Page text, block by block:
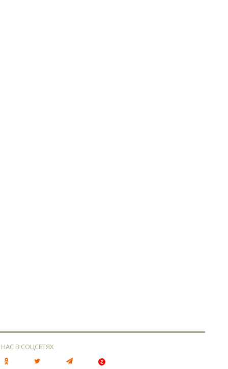
В СОЦСЕТЯХ